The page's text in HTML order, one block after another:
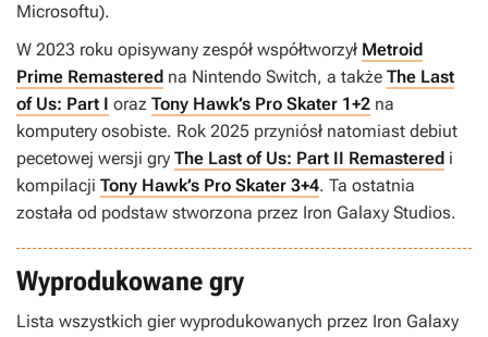
Microsoftu).
W 2023 roku opisywany zespół współtworzył Metroid
Prime Remastered na Nintendo Switch, a także The Last
of Us: Part I oraz Tony Hawk’s Pro Skater 1+2 na
komputery osobiste. Rok 2025 przyniósł natomiast debiut
pecetowej wersji gry The Last of Us: Part II Remastered i
kompilacji Tony Hawk’s Pro Skater 3+4. Ta ostatnia
została od podstaw stworzona przez Iron Galaxy Studios.
Wyprodukowane gry
Lista wszystkich gier wyprodukowanych przez Iron Galaxy